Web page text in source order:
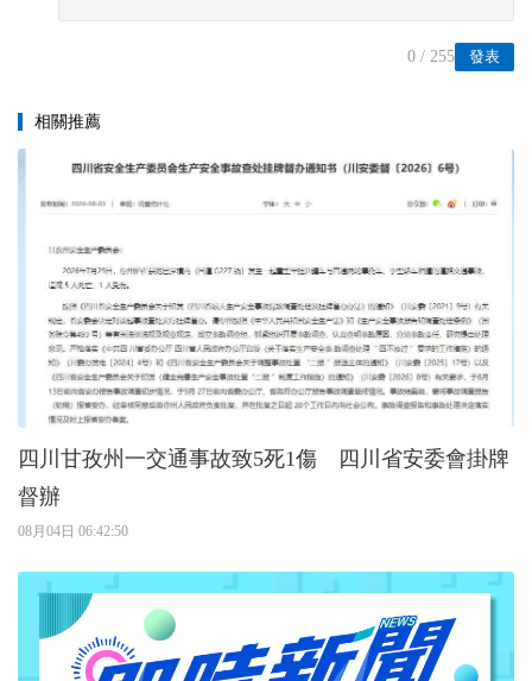
發表
0 / 255
相關推薦
四川甘孜州一交通事故致5死1傷 四川省安委會掛牌
督辦​​​
08月04日 06:42:50